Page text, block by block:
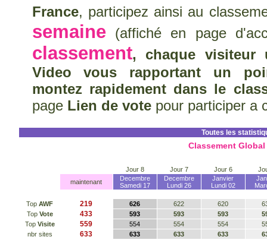
France, participez ainsi au
semaine(affiché en page
classement, chaque visiteur
Video vous rapportant un
montez rapidement dans le
page Lien de votepour participer a
Toutes les
Classement
Jour 8 Jour 7 Jour 6
maintenant
Decembre
Samedi 17
Decembre
Lundi 26
Janvier
Lundi 02
Top AWF 219 626 622 620
Top Vote 433 593 593 593
Top Visite 559 554 554 554
nbr sites
633 633 633 633